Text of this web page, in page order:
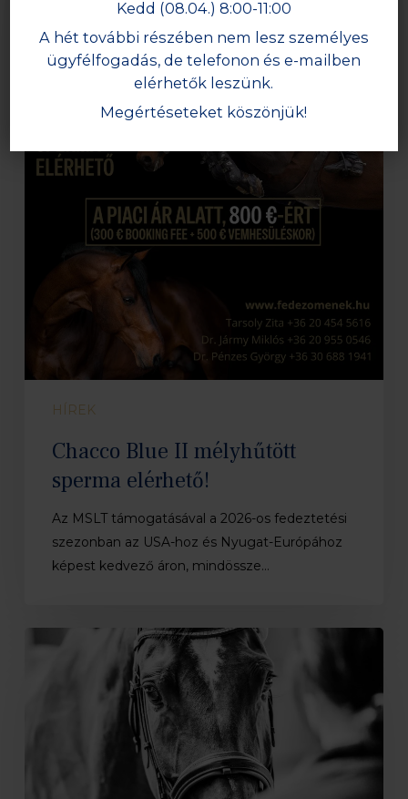
sperma
elérhető!
HÍREK
Chacco Blue II mélyhűtött
sperma elérhető!
Az MSLT támogatásával a 2026-os fedeztetési
szezonban az USA-hoz és Nyugat-Európához
képest kedvező áron, mindössze…
Kedd (08.04.) 8:00-11:00
A hét további részében nem lesz személyes
ügyfélfogadás, de telefonon és e-mailben
elérhetők leszünk.
Megértéseteket köszönjük!